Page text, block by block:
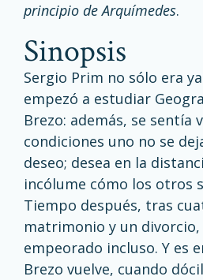
principio de Arquímedes.
sinopsis
Sergio Prim no sólo era
empezó a estudiar
Brezo: además, se sentía
condiciones uno no se
deseo; desea en la
incólume cómo los otros
Tiempo después, tras
matrimonio y un
empeorado incluso. Y es
Brezo vuelve, cuando